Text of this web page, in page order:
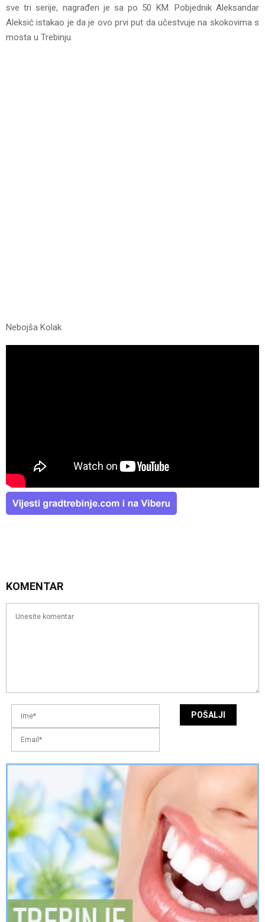
sve tri serije, nagrađen je sa po 50 KM. Pobjednik Aleksandar
Aleksić istakao je da je ovo prvi put da učestvuje na skokovima s
mosta u Trebinju.
Nebojša Kolak
KOMENTAR